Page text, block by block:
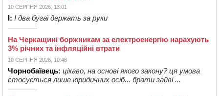
10 СЕРПНЯ 2026, 13:01
І: І два бугаї держать за руки
На Черкащині боржникам за електроенергію нарахують
3% річних та інфляційні втрати
10 СЕРПНЯ 2026, 10:48
Чорнобаївець: цікаво, на основі якого закону? ця умова
стосується лише юридичних осіб... брати зайві ...